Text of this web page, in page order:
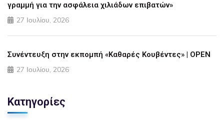
γραμμή για την ασφάλεια χιλιάδων επιβατών»
27 Ιουλίου, 2026
Συνέντευξη στην εκπομπή «Καθαρές Κουβέντες» | OPEN
27 Ιουλίου, 2026
Κατηγορίες